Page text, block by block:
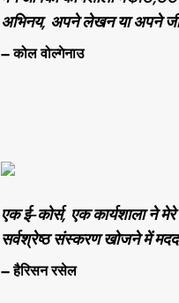
अभिनय, अपने लेखन या अपने
— कोल वोल्गेनाउ
एक ई-कोर्स, एक कार्यशाला ने
सर्वश्रेष्ठ संस्करण खोजने में
— हैरिसन रसेल